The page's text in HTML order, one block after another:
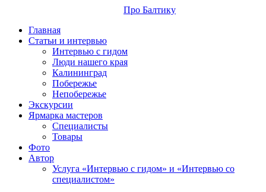
Про Балтику
Главная
Статьи и интервью
Интервью с гидом
Люди нашего края
Калининград
Побережье
Непобережье
Экскурсии
Ярмарка мастеров
Специалисты
Товары
Фото
Автор
Услуга «Интервью с гидом» и «Интервью со
специалистом»